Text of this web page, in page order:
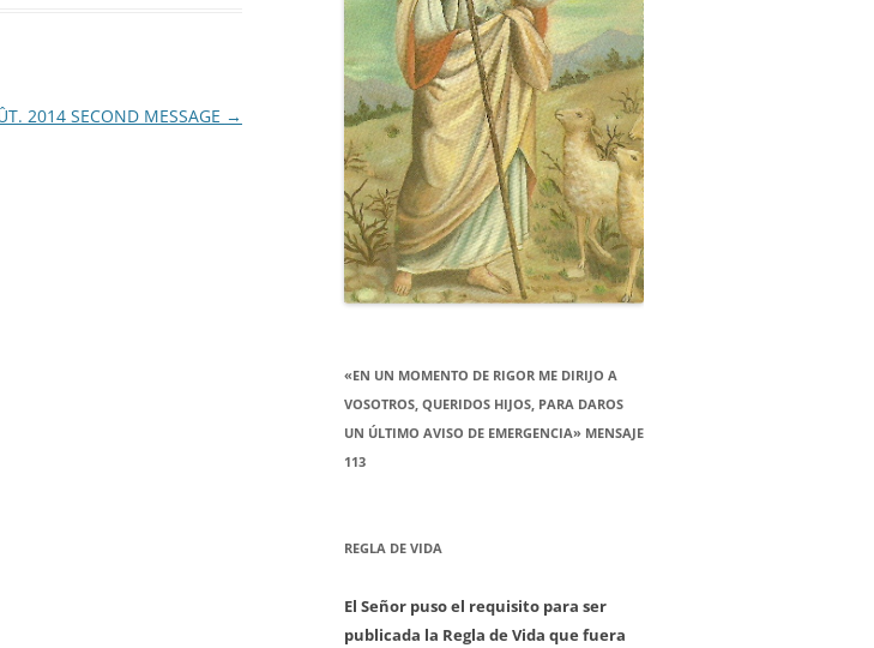
2014 SECOND MESSAGE →
«EN UN MOMENTO DE RIGOR ME DIRIJO A
VOSOTROS, QUERIDOS HIJOS, PARA DAROS
UN ÚLTIMO AVISO DE EMERGENCIA» MENSAJE
113
REGLA DE VIDA
El Señor puso el requisito para ser
publicada la Regla de Vida que fuera